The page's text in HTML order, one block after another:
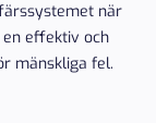
när
effektiv och
mänskliga fel.